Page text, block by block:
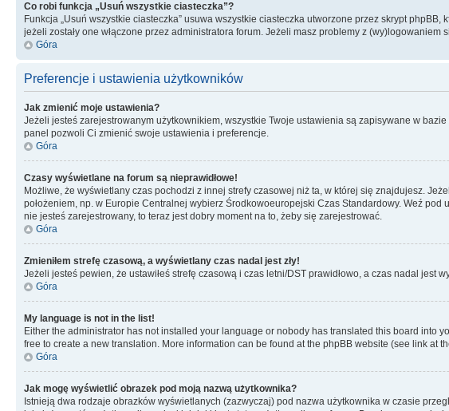
Co robi funkcja „Usuń wszystkie ciasteczka”?
Funkcja „Usuń wszystkie ciasteczka” usuwa wszystkie ciasteczka utworzone przez skrypt
jeżeli zostały one włączone przez administratora forum. Jeżeli masz problemy z (wy)logowaniem
Góra
Preferencje i ustawienia użytkowników
Jak zmienić moje ustawienia?
Jeżeli jesteś zarejestrowanym użytkownikiem, wszystkie Twoje ustawienia są zapisywane w
panel pozwoli Ci zmienić swoje ustawienia i preferencje.
Góra
Czasy wyświetlane na forum są nieprawidłowe!
Możliwe, że wyświetlany czas pochodzi z innej strefy czasowej niż ta, w której się znajdujesz.
położeniem, np. w Europie Centralnej wybierz Środkowoeuropejski Czas Standardowy. Weź
nie jesteś zarejestrowany, to teraz jest dobry moment na to, żeby się zarejestrować.
Góra
Zmieniłem strefę czasową, a wyświetlany czas nadal jest zły!
Jeżeli jesteś pewien, że ustawiłeś strefę czasową i czas letni/DST prawidłowo, a czas nadal jest
Góra
My language is not in the list!
Either the administrator has not installed your language or nobody has translated this board into
free to create a new translation. More information can be found at the phpBB website (see link at
Góra
Jak mogę wyświetlić obrazek pod moją nazwą użytkownika?
Istnieją dwa rodzaje obrazków wyświetlanych (zazwyczaj) pod nazwa użytkownika w czasie